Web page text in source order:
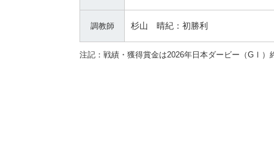
調教師 杉山 晴紀：初勝利
注記： 戦績・獲得賞金は2026年日本ダービー（GⅠ）